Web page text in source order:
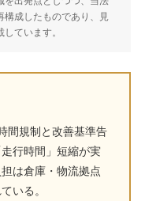
構成したものであり、見
ています。
間規制と改善基準告
行時間」短縮が実
は倉庫・物流拠点
いる。